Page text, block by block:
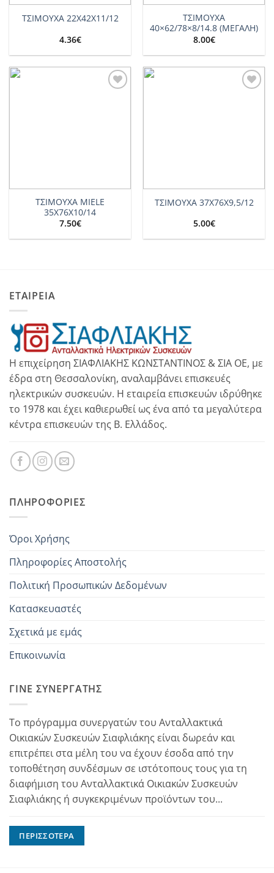
ΤΣΙΜΟΥΧΑ 22Χ42Χ11/12
4.36€
ΤΣΙΜΟΥΧΑ
40×62/78×8/14.8 (ΜΕΓΑΛΗ)
8.00€
ΤΣΙΜΟΥΧΑ MIELE
35Χ76Χ10/14
7.50€
ΤΣΙΜΟΥΧΑ 37Χ76Χ9,5/12
5.00€
ΕΤΑΙΡΕΙΑ
Η επιχείρηση ΣΙΑΦΛΙΑΚΗΣ ΚΩΝΣΤΑΝΤΙΝΟΣ & ΣΙΑ ΟΕ, με
έδρα στη Θεσσαλονίκη, αναλαμβάνει επισκευές
ηλεκτρικών συσκευών. Η εταιρεία επισκευών ιδρύθηκε
το 1978 και έχει καθιερωθεί ως ένα από τα μεγαλύτερα
κέντρα επισκευών της Β. Ελλάδος.
ΠΛΗΡΟΦΟΡΊΕΣ
Όροι Χρήσης
Πληροφορίες Αποστολής
Πολιτική Προσωπικών Δεδομένων
Κατασκευαστές
Σχετικά με εμάς
Επικοινωνία
ΓΊΝΕ ΣΥΝΕΡΓΆΤΗΣ
Το πρόγραμμα συνεργατών του Ανταλλακτικά
Οικιακών Συσκευών Σιαφλιάκης είναι δωρεάν και
επιτρέπει στα μέλη του να έχουν έσοδα από την
τοποθέτηση συνδέσμων σε ιστότοπους τους για τη
διαφήμιση του Ανταλλακτικά Οικιακών Συσκευών
Σιαφλιάκης ή συγκεκριμένων προϊόντων του...
ΠΕΡΙΣΣΌΤΕΡΑ